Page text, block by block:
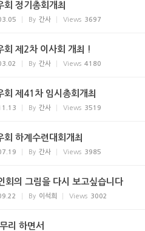
회 정기총회개최
By 간사 Views 3697
회 제2차 이사회 개최 !
By 간사 Views 4180
회 제41차 임시총회개최
By 간사 Views 3519
회 하계수련대회개최
By 간사 Views 3985
회의 그림을 다시 보고싶습니다
By 이석희 Views 3002
리 하면서